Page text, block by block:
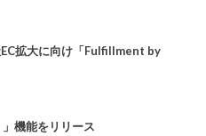
拡大に向け「Fulfillment by
機能をリリース